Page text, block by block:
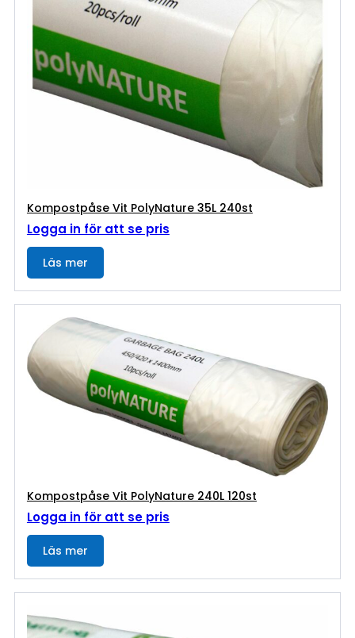
Kompostpåse Vit PolyNature 35L 240st
Logga in för att se pris
Läs mer
Kompostpåse Vit PolyNature 240L 120st
Logga in för att se pris
Läs mer